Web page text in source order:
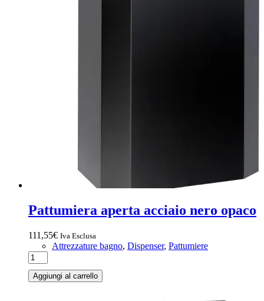
Pattumiera aperta acciaio nero opaco
111,55€ Iva Esclusa
Attrezzature bagno, Dispenser, Pattumiere
Aggiungi al carrello